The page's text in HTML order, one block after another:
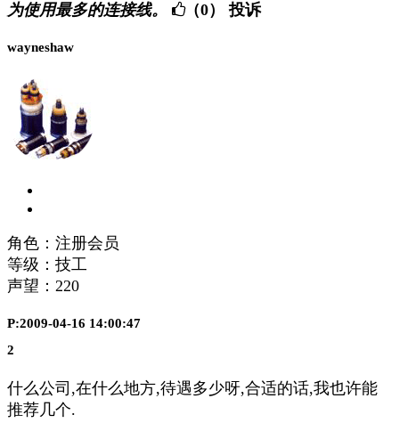
为使用最多的连接线。
（0） 投诉
wayneshaw
角色：注册会员
等级：技工
声望： 220
P:2009-04-16 14:00:47
2
什么公司,在什么地方,待遇多少呀,合适的话,我也许能
推荐几个.